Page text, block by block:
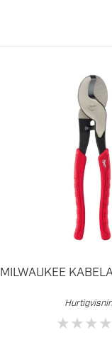
MILWAUKEE
★★★★